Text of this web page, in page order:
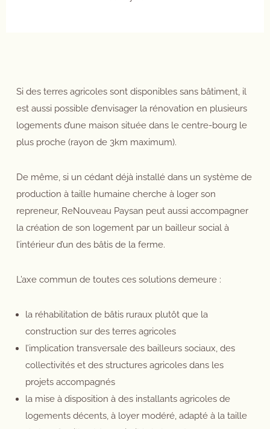
Si des terres agricoles sont disponibles sans bâtiment, il
est aussi possible d’envisager la rénovation en plusieurs
logements d’une maison située dans le centre-bourg le
plus proche (rayon de 3km maximum).
De même, si un cédant déjà installé dans un système de
production à taille humaine cherche à loger son
repreneur, ReNouveau Paysan peut aussi accompagner
la création de son logement par un bailleur social à
l’intérieur d’un des bâtis de la ferme.
L’axe commun de toutes ces solutions demeure :
la réhabilitation de bâtis ruraux plutôt que la
construction sur des terres agricoles
l’implication transversale des bailleurs sociaux, des
collectivités et des structures agricoles dans les
projets accompagnés
la mise à disposition à des installants agricoles de
logements décents, à loyer modéré, adapté à la taille